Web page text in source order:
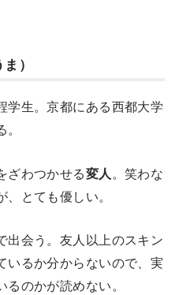
）
学生。京都にある西都大学
ざわつかせる変人 。笑わな
とても優しい。
出会う。友人以上のスキン
いるか分からないので、実
のかが読めない。